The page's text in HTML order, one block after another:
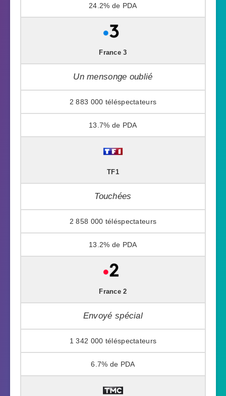
24.2%
France 3
Un mensonge oublié
2 883 000
13.7%
TF1
Touchées
2 858 000
13.2%
France 2
Envoyé spécial
1 342 000
6.7%